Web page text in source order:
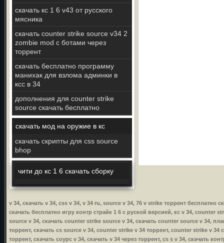
скачать кс 1 6 v43 от русского
мясника
скачать counter strike source v34 2
zombie mod с ботами через
торрент
скачать бесплатно программу
манихак для взлома админки в
ксс в 34
дополнения для counter strike
source скачать бесплатно
скачать мод на оружие в кс
скачать скрипты для css source
bhop
чити до кс 1 6 скачать сборку
v 34, скачать v 34, css v 34, v 34 ru, source v 34, 76 v strike торрент бесплатно
скачать бесплатно игру контр страйк 1 6 с руской версией, кс v 34, counter
source v 34, скачать counter strike source v 34, скачать counter source v 34,
торрент, скачать cs source v 34, counter strike v 34 торрент, counter strike v
торрент, скачать соурс v 34, скачать v 34 через торрент, cs s v 34, скачать